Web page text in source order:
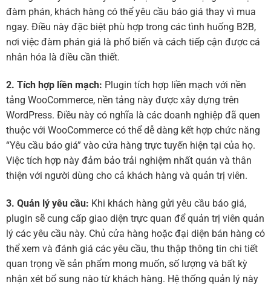
đàm phán, khách hàng có thể yêu cầu báo giá thay vì mua
ngay. Điều này đặc biệt phù hợp trong các tình huống B2B,
nơi việc đàm phán giá là phổ biến và cách tiếp cận được cá
nhân hóa là điều cần thiết.
2. Tích hợp liền mạch: Plugin tích hợp liền mạch với nền
tảng WooCommerce, nền tảng này được xây dựng trên
WordPress. Điều này có nghĩa là các doanh nghiệp đã quen
thuộc với WooCommerce có thể dễ dàng kết hợp chức năng
“Yêu cầu báo giá” vào cửa hàng trực tuyến hiện tại của họ.
Việc tích hợp này đảm bảo trải nghiệm nhất quán và thân
thiện với người dùng cho cả khách hàng và quản trị viên.
3. Quản lý yêu cầu: Khi khách hàng gửi yêu cầu báo giá,
plugin sẽ cung cấp giao diện trực quan để quản trị viên quản
lý các yêu cầu này. Chủ cửa hàng hoặc đại diện bán hàng có
thể xem và đánh giá các yêu cầu, thu thập thông tin chi tiết
quan trọng về sản phẩm mong muốn, số lượng và bất kỳ
nhận xét bổ sung nào từ khách hàng. Hệ thống quản lý này